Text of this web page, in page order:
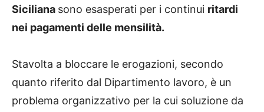
Siciliana sono esasperati per i continui ritardi
nei pagamenti delle mensilità.
Stavolta a bloccare le erogazioni, secondo
quanto riferito dal Dipartimento lavoro, è un
problema organizzativo per la cui soluzione da